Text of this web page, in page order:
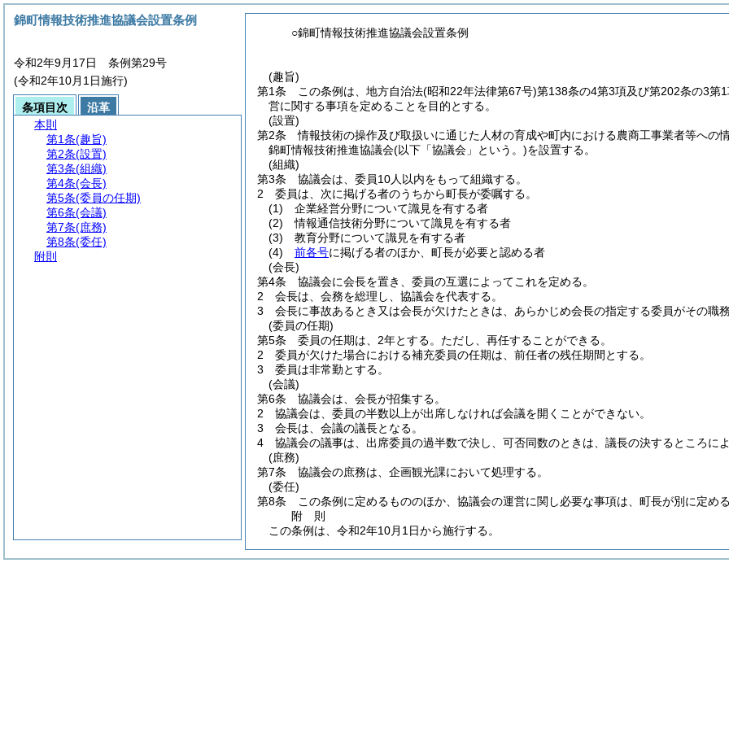
○錦町情報技術推進協議会設置条例
(趣旨)
第1条
この条例は、地方自治法(昭和22年法律第67号)第138条の4第3項及び第202条の3第
営に関する事項を定めることを目的とする。
(設置)
第2条
情報技術の操作及び取扱いに通じた人材の育成や町内における農商工事業者等への
錦町情報技術推進協議会(以下「協議会」という。)を設置する。
(組織)
第3条
協議会は、委員10人以内をもって組織する。
2
委員は、次に掲げる者のうちから町長が委嘱する。
(1)
企業経営分野について識見を有する者
(2)
情報通信技術分野について識見を有する者
(3)
教育分野について識見を有する者
(4)
前各号に掲げる者のほか、町長が必要と認める者
(会長)
第4条
協議会に会長を置き、委員の互選によってこれを定める。
2
会長は、会務を総理し、協議会を代表する。
3
会長に事故あるとき又は会長が欠けたときは、あらかじめ会長の指定する委員がその職務
(委員の任期)
第5条
委員の任期は、2年とする。 ただし、再任することができる。
2
委員が欠けた場合における補充委員の任期は、前任者の残任期間とする。
3
委員は非常勤とする。
(会議)
第6条
協議会は、会長が招集する。
2
協議会は、委員の半数以上が出席しなければ会議を開くことができない。
3
会長は、会議の議長となる。
4
協議会の議事は、出席委員の過半数で決し、可否同数のときは、議長の決するところによ
(庶務)
第7条
協議会の庶務は、企画観光課において処理する。
(委任)
第8条
この条例に定めるもののほか、協議会の運営に関し必要な事項は、町長が別に定める
附 則
この条例は、令和2年10月1日から施行する。
錦町情報技術推進協議会設置条例
令和2年9月17日 条例第29号
(令和2年10月1日施行)
条項目次
沿革
本則
第1条(趣旨)
第2条(設置)
第3条(組織)
第4条(会長)
第5条(委員の任期)
第6条(会議)
第7条(庶務)
第8条(委任)
附則